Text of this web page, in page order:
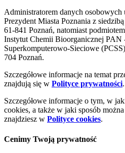
Administratorem danych
Prezydent Miasta Poznania z
61-841 Poznań, natomiast
Instytut Chemii Bioorganicznej PAN
Superkomputerowo-Sieciowe
704 Poznań.
Szczegółowe informacje na temat
znajdują się w Polityce prywatności.
Szczegółowe informacje o tym, w
cookies, a także w jaki sposób
znajdziesz w Polityce cookies.
Cenimy Twoją prywatność